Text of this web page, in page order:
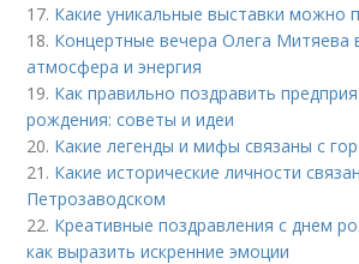
17. Какие уникальные выставки можно
18. Концертные вечера Олега Митяева
атмосфера и энергия
19. Как правильно поздравить
рождения: советы и идеи
20. Какие легенды и мифы связаны с
21. Какие исторические личности
Петрозаводском
22. Креативные поздравления с днем
как выразить искренние эмоции